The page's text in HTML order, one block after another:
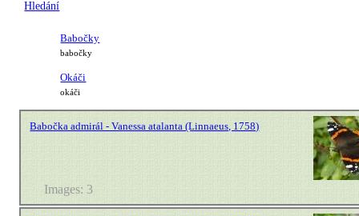
Hledání
Babočky
babočky
Okáči
okáči
Babočka admirál - Vanessa atalanta (Linnaeus, 1758)
Images: 3